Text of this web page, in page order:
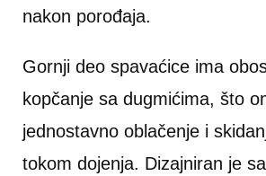
nakon porođaja.
Gornji deo spavaćice ima
kopčanje sa dugmićima, što
jednostavno oblačenje i
tokom dojenja. Dizajniran je